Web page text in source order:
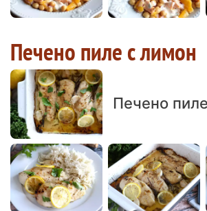
Печено пиле с лимон
Печено